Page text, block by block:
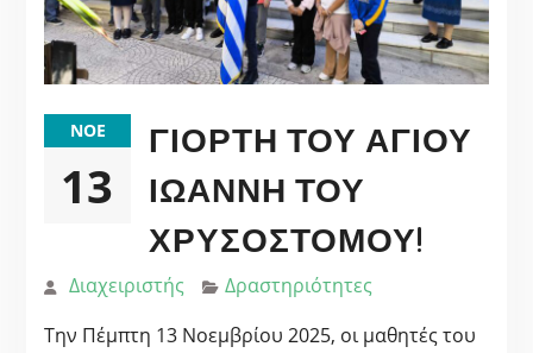
ΝΟΈ
13
ΓΙΟΡΤΉ ΤΟΥ ΑΓΊΟΥ
ΙΩΆΝΝΗ ΤΟΥ
ΧΡΥΣΌΣΤΟΜΟΥ!
Διαχειριστής
Δραστηριότητες
Την Πέμπτη 13 Νοεμβρίου 2025, οι μαθητές του